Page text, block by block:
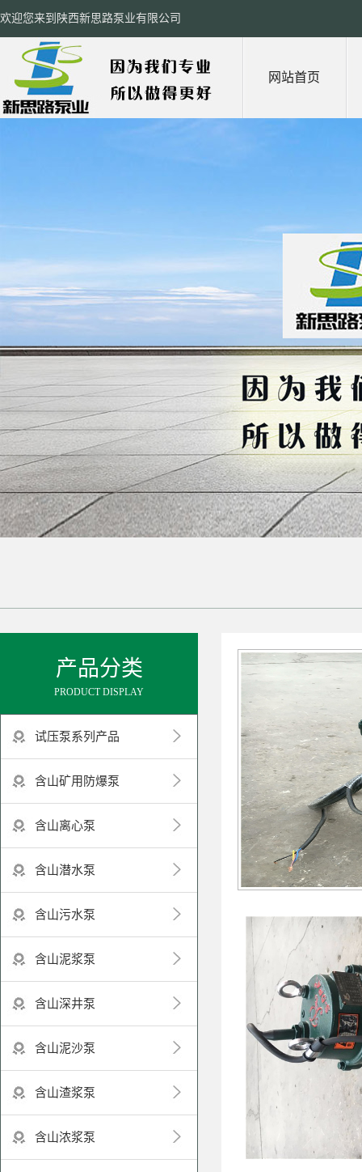
欢迎您来到陕西新思路泵业有限公司
网站首页
产品分类
PRODUCT DISPLAY
试压泵系列产品
含山矿用防爆泵
含山离心泵
含山潜水泵
含山污水泵
含山泥浆泵
含山深井泵
含山泥沙泵
含山渣浆泵
含山浓浆泵